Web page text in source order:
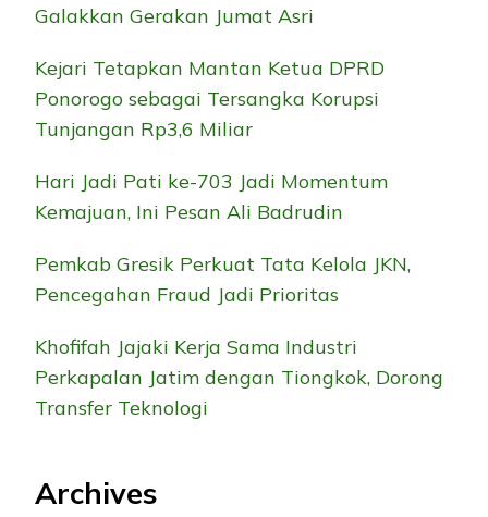
Galakkan Gerakan Jumat Asri
Kejari Tetapkan Mantan Ketua DPRD
Ponorogo sebagai Tersangka Korupsi
Tunjangan Rp3,6 Miliar
Hari Jadi Pati ke-703 Jadi Momentum
Kemajuan, Ini Pesan Ali Badrudin
Pemkab Gresik Perkuat Tata Kelola JKN,
Pencegahan Fraud Jadi Prioritas
Khofifah Jajaki Kerja Sama Industri
Perkapalan Jatim dengan Tiongkok, Dorong
Transfer Teknologi
Archives